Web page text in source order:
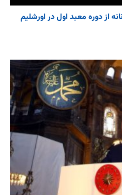
از دوره معبد اول در اورشلیم